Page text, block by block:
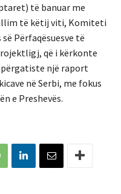
të banuar me
të këtij viti, Komiteti
Përfaqësuesve të
që i kërkonte
një raport
në Serbi, me fokus
e Preshevës.